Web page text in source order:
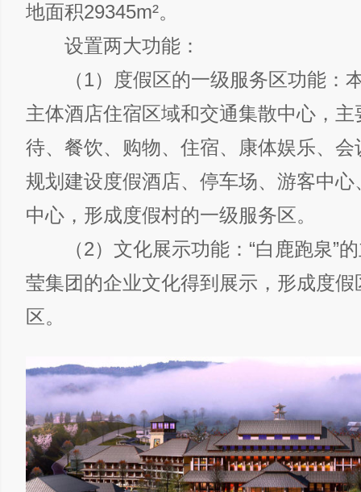
地面积29345m²。
设置两大功能：
（1）度假区的一级服务区功能：
主体酒店住宿区域和交通集散中心，
待、餐饮、购物、住宿、康体娱乐、
规划建设度假酒店、停车场、游客中
中心，形成度假村的一级服务区。
（2）文化展示功能：“白鹿跑泉”的
莹集团的企业文化得到展示，形成度假
区。